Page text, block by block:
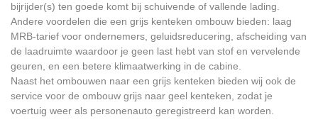
bijrijder(s) ten goede komt bij schuivende of vallende lading.
Andere voordelen die een grijs kenteken ombouw bieden: laag
MRB-tarief voor ondernemers, geluidsreducering, afscheiding van
de laadruimte waardoor je geen last hebt van stof en vervelende
geuren, en een betere klimaatwerking in de cabine.
Naast het ombouwen naar een grijs kenteken bieden wij ook de
service voor de ombouw grijs naar geel kenteken, zodat je
voertuig weer als personenauto geregistreerd kan worden.